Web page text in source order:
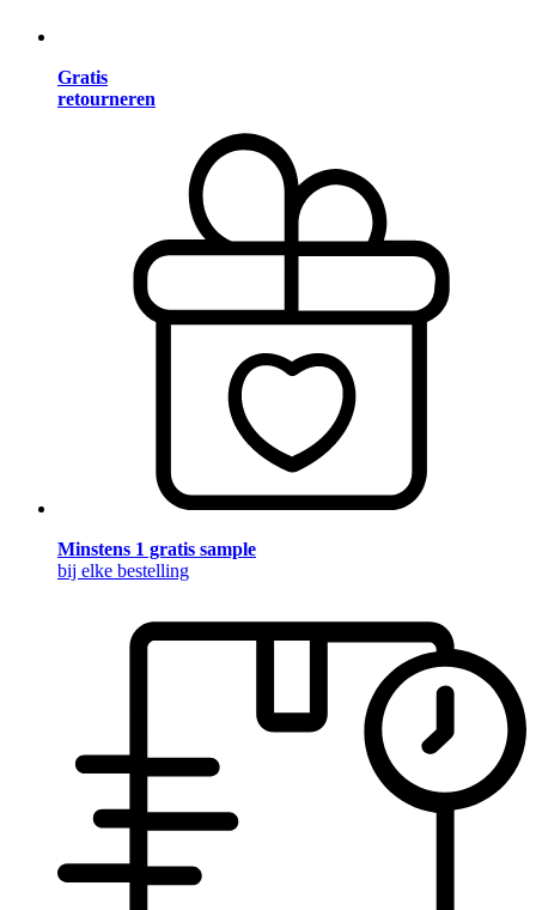
Gratis
retourneren
Minstens 1 gratis sample
bij elke bestelling